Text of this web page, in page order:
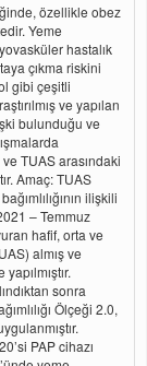
özellikle obez
Yeme
hastalık
çıkma riskini
gibi çeşitli
ve yapılan
bulunduğu ve
TUAS arasındaki
Amaç: TUAS
ilişkili
– Temmuz
hafif, orta ve
almış ve
sonra
Ölçeği 2.0,
PAP cihazı